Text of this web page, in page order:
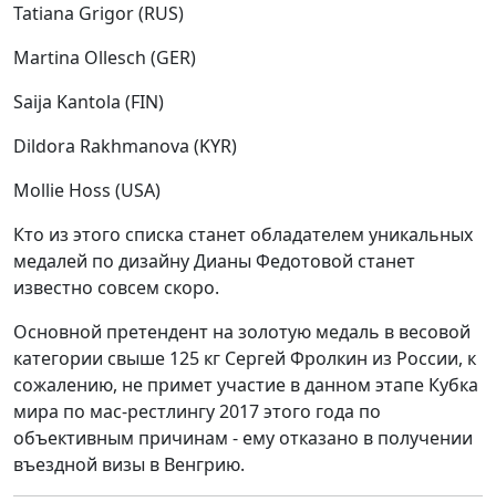
Tatiana Grigor (RUS)
Martina Ollesch (GER)
Saija Kantola (FIN)
Dildora Rakhmanova (KYR)
Mollie Hoss (USA)
Кто из этого списка станет обладателем уникальных
медалей по дизайну Дианы Федотовой станет
известно совсем скоро.
Основной претендент на золотую медаль в весовой
категории свыше 125 кг Сергей Фролкин из России, к
сожалению, не примет участие в данном этапе Кубка
мира по мас-рестлингу 2017 этого года по
объективным причинам - ему отказано в получении
въездной визы в Венгрию.